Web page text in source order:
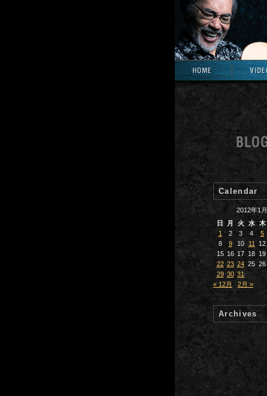
Calendar
2012年1月
日
月 火 水 木
1
2 3 4 5
8
9 10 11 12
15 16 17 18 19
22 23 24 25 26
29 30 31
« 12月
2月 »
Archives